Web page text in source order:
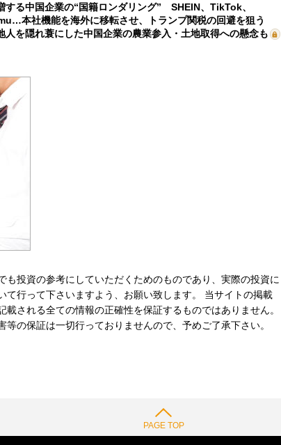
する中国企業の“国籍ロンダリング” SHEIN、TikTok、
本社機能を海外に移転させ、トランプ関税の回避を狙う
人を隠れ蓑にした中国企業の農業参入・土地取得への懸念も
も投資の参考にしていただくためのものであり、実際の投資に
て行って下さいますよう、お願い致します。 当サイトの掲載
される全ての情報の正確性を保証するものではありません。
の保証は一切行っておりませんので、予めご了承下さい。
PAGE TOP